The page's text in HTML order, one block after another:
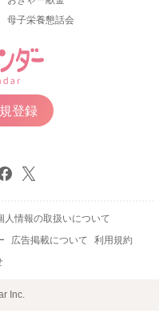
母子栄養懇話会
登録
人情報の取扱いについて
広告掲載について
利用規約
Inc.